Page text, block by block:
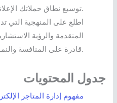
توسيع نطاق حملاتك الإعلانية بذكاء.
اطلع على المنهجية التي
المتقدمة والرؤية
قادرة على المنافسة والنمو المستدام في 2026.
جدول المحتويات
مفهوم إدارة المتاجر